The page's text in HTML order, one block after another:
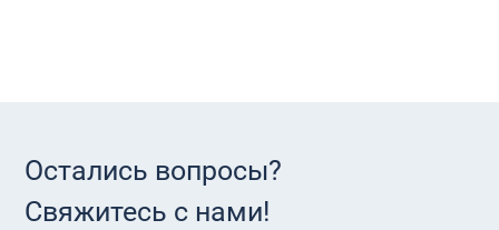
Остались вопросы?
Свяжитесь с нами!